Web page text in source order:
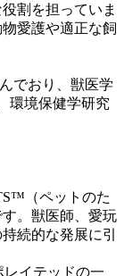
割を担っていま
愛護や適正な飼
でおり、獣医学
環境保健学研究
（ペットのた
。獣医師、愛玩
続的な発展に引
イテッドの一